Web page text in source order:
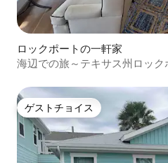
ロックポートの一軒家
海辺での旅～テキサス州ロック
ゲストチョイス
ゲストチョイス